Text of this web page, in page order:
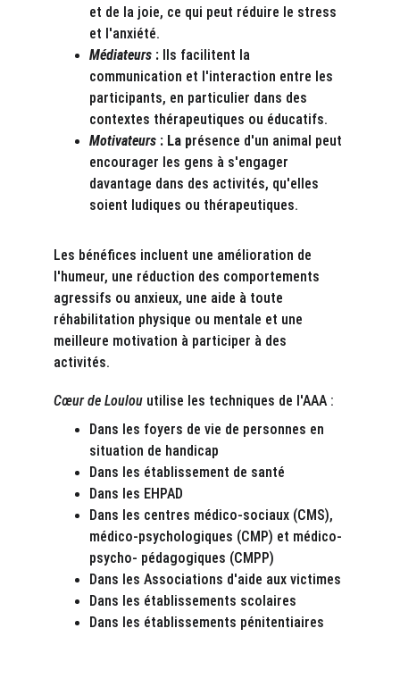
et de la joie, ce qui peut réduire le stress
et l'anxiété.
Médiateurs : Ils facilitent la
communication et l'interaction entre les
participants, en particulier dans des
contextes thérapeutiques ou éducatifs.
Motivateurs : La présence d'un animal peut
encourager les gens à s'engager
davantage dans des activités, qu'elles
soient ludiques ou thérapeutiques.
Les bénéfices incluent une amélioration de
l'humeur, une réduction des comportements
agressifs ou anxieux, une aide à toute
réhabilitation physique ou mentale et une
meilleure motivation à participer à des
activités.
Cœur de Loulou utilise les techniques de l'AAA :
Dans les foyers de vie de personnes en
situation de handicap
Dans les établissement de santé
Dans les EHPAD
Dans les centres médico-sociaux (CMS),
médico-psychologiques (CMP) et médico-
psycho- pédagogiques (CMPP)
Dans les Associations d'aide aux victimes
Dans les établissements scolaires
Dans les établissements pénitentiaires